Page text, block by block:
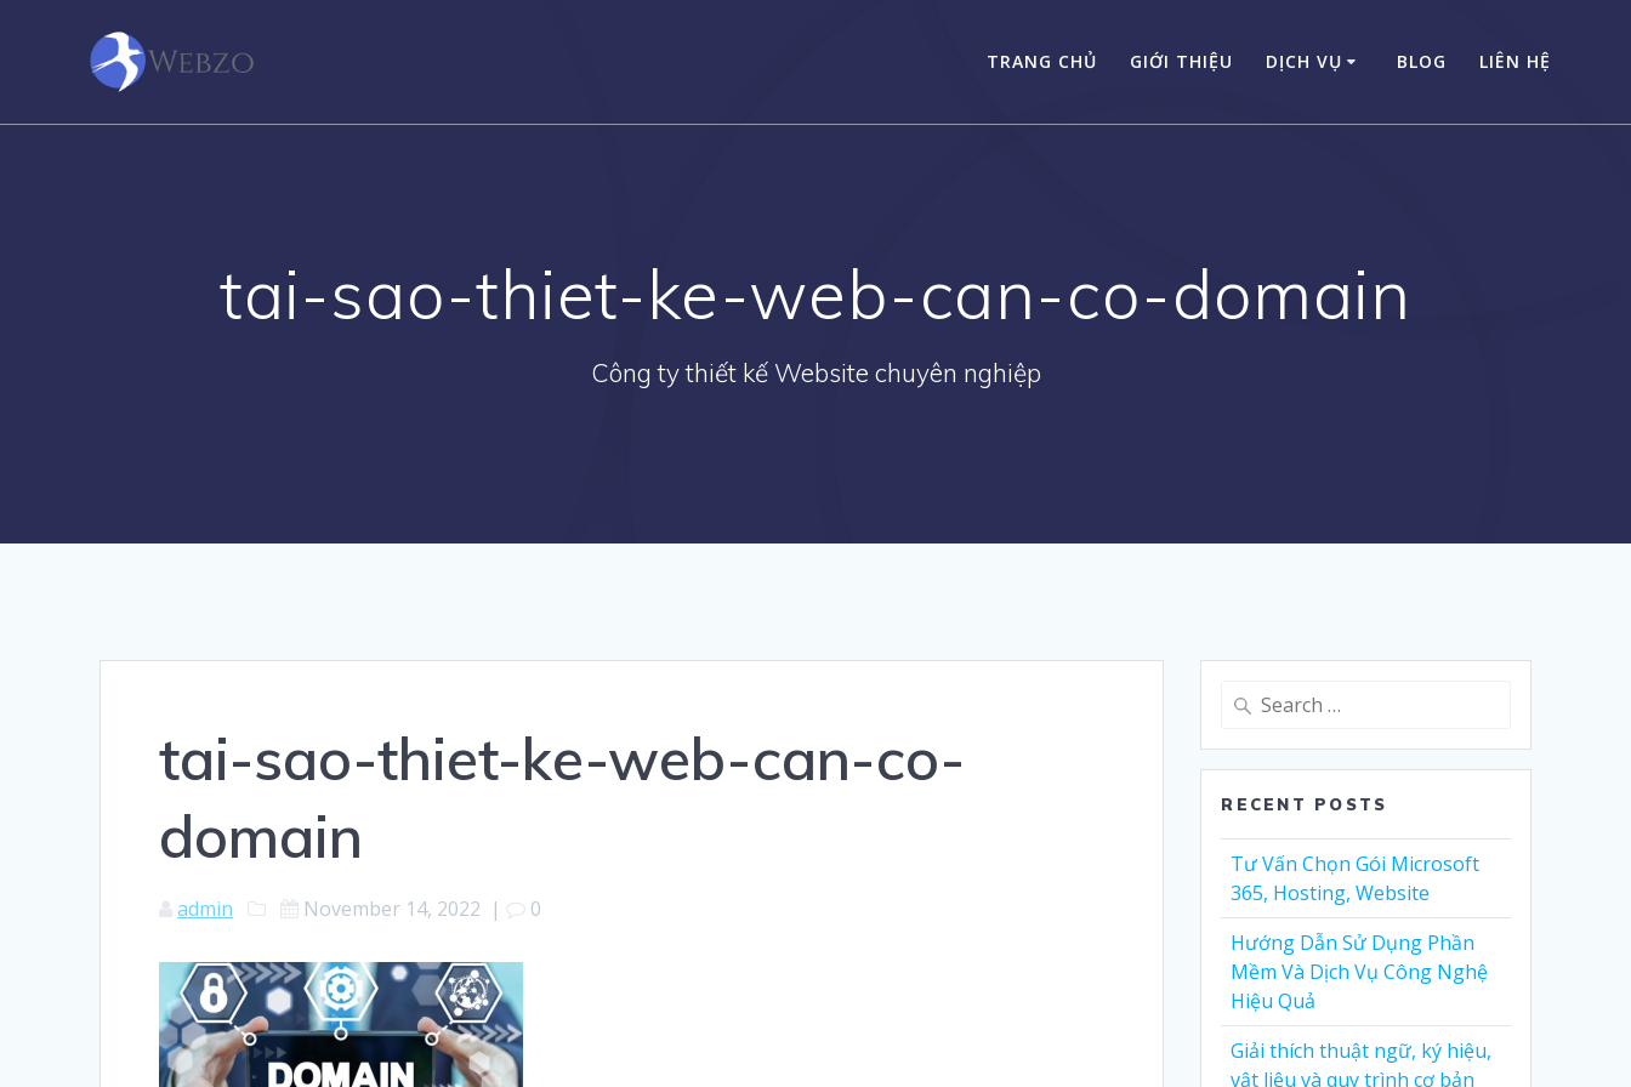
TRANG CHỦ GIỚI THIỆU DỊCH VỤ BLOG LIÊN HỆ
tai-sao-thiet-ke-web-can-co-domain
Công ty thiết kế Website chuyên nghiệp
tai-sao-thiet-ke-web-can-co-
domain
admin November 14, 2022 | 0
Search
RECENT POSTS
Tư Vấn Chọn Gói Microsoft
365, Hosting, Website
Hướng Dẫn Sử Dụng Phần
Mềm Và Dịch Vụ Công Nghệ
Hiệu Quả
Giải thích thuật ngữ, ký hiệu,
vật liệu và quy trình cơ bản